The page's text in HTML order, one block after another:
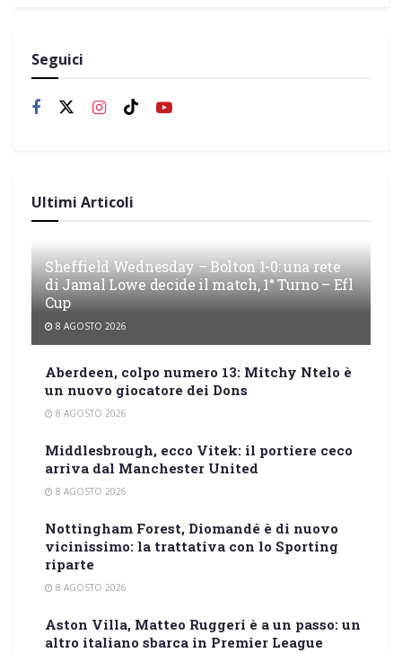
Seguici
Ultimi Articoli
Sheffield Wednesday – Bolton 1-0: una rete
di Jamal Lowe decide il match, 1° Turno – Efl
Cup
8 AGOSTO 2026
Aberdeen, colpo numero 13: Mitchy Ntelo è
un nuovo giocatore dei Dons
8 AGOSTO 2026
Middlesbrough, ecco Vitek: il portiere ceco
arriva dal Manchester United
8 AGOSTO 2026
Nottingham Forest, Diomandé è di nuovo
vicinissimo: la trattativa con lo Sporting
riparte
8 AGOSTO 2026
Aston Villa, Matteo Ruggeri è a un passo: un
altro italiano sbarca in Premier League